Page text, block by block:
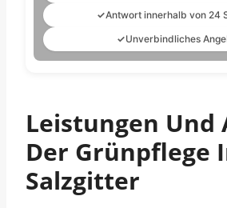
✓Antwort innerhalb von 24
✓Unverbindliches
Leistungen Und
Der Grünpflege
Salzgitter